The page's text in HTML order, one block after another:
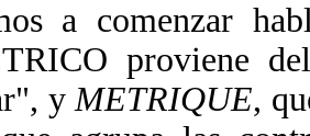
a comenzar
proviene
yMETRIQUE,